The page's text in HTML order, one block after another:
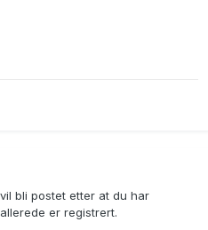
bli postet etter at du har
er registrert.